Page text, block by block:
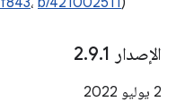
الإصدار 2 .9.1
‫2 يوليو 2022